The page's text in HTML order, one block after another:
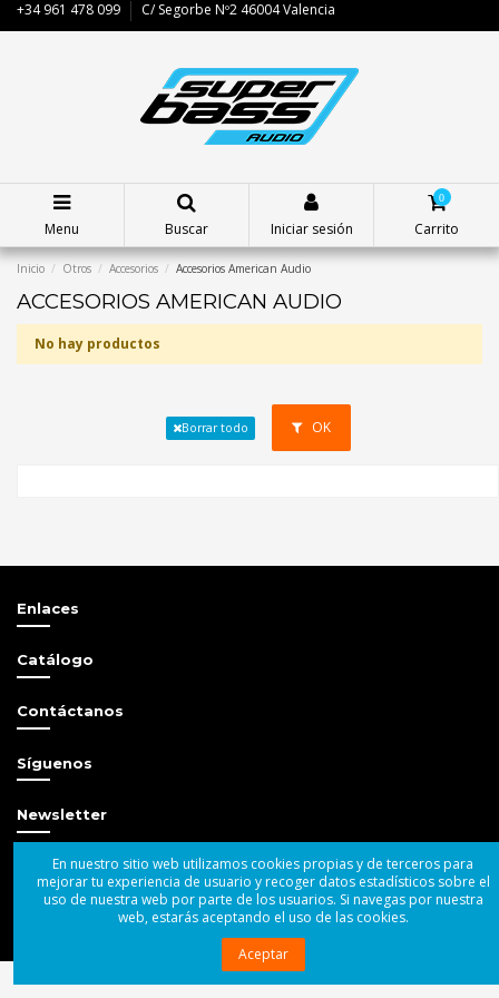
+34 961 478 099 C/ Segorbe Nº2 46004 Valencia
Menu Buscar Iniciar sesión
0
Carrito
Inicio Otros Accesorios Accesorios American Audio
ACCESORIOS AMERICAN AUDIO
No hay productos
Borrar todo OK
Enlaces
Catálogo
Contáctanos
Síguenos
Newsletter
© 2004 - 2025 Superbass Audio SL
En nuestro sitio web utilizamos cookies propias y de terceros para
mejorar tu experiencia de usuario y recoger datos estadísticos sobre el
uso de nuestra web por parte de los usuarios. Si navegas por nuestra
web, estarás aceptando el uso de las cookies.
Aceptar